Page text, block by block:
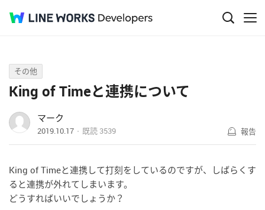
Q&A
その他
King of Timeと連携について
マーク
2019.10.17 既読 3539 報告
King of Timeと連携して打刻をしているのですが、しばらくす
ると連携が外れてしまいます。
どうすればいいでしょうか？